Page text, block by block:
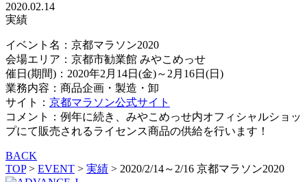
2020.02.14
実績
イベント名：京都マラソン2020
会場エリア：京都市勧業館 みやこめっせ
催日(期間)：2020年2月14日(金)～2月16日(日)
業務内容：商品企画・製造・卸
サイト： 京都マラソン公式サイト
コメント：例年に続き、みやこめっせ内オフィシャルショッ
プにて販売されるライセンス商品の供給を行います！
BACK
TOP> EVENT > 実績 > 2020/2/14～2/16 京都マラソン2020